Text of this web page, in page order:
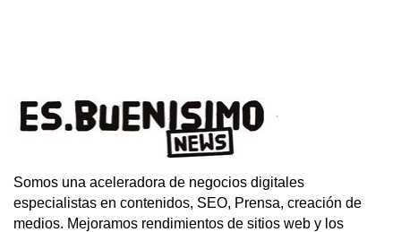
Somos una aceleradora de negocios digitales
especialistas en contenidos, SEO, Prensa, creación de
medios. Mejoramos rendimientos de sitios web y los